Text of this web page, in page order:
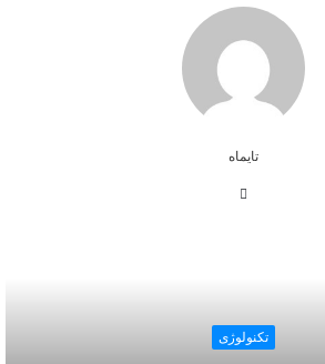
تایماه
تکنولوژی